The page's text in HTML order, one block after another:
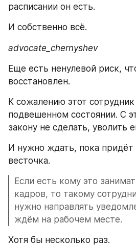
расписании он есть.
И собственно всё.
advocate_chernyshev
Еще есть ненулевой риск,
восстановлен.
К сожалению этот
подвешенном состоянии. С
закону не сделать, уволить
И нужно ждать, пока придёт
весточка.
Если есть кому это
кадров, то такому
нужно направлять
ждём на рабочем месте.
Хотя бы несколько раз.